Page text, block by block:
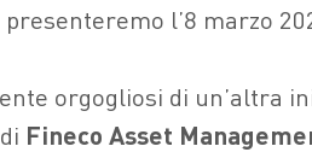
l’8 marzo
orgogliosi di un’altra
Fineco Asset